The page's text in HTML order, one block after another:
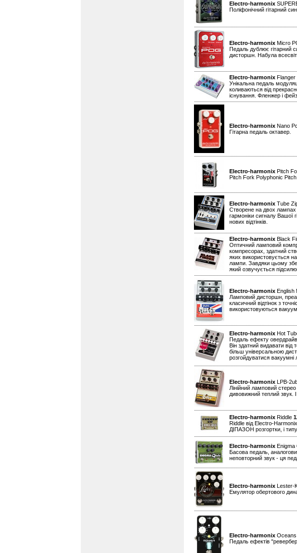
Electro-harmonix
Поліфонічний гітарний
Electro-harmonix Micro
Педаль дублює гітарний
дисторшн. Набула
Electro-harmonix Flanger
Унікальна педаль
коливаються від
існування. Фленжер і
Electro-harmonix Nano
Гітарна педаль октавер.
Electro-harmonix Pitch
Pitch Fork Polyphonic
Electro-harmonix Tube
Створене на двох лампах
гармоніки сигналу Вашої
нових відтінків.
Electro-harmonix Black
Оптичний ламповий
компресорах, здатний
яких використовується
лампи. Завдяки цьому
який озвучується
Electro-harmonix English
Ламповий дисторшн,
класичний відтінок з
використовуються
Electro-harmonix Hot
Педаль ефекту
Він здатний видавати
більш універсальною
розгойдуватися
Electro-harmonix LPB-
Лінійний ламповий
дивовижний теплий звук.
Electro-harmonix Riddle
Riddle від Electro-
ДІПАЗОН розгортки, і
Electro-harmonix
Басова педаль,
неповторний звук - ця
Electro-harmonix Lester-
Емулятор обертового
Electro-harmonix Oceans
Педаль ефектів